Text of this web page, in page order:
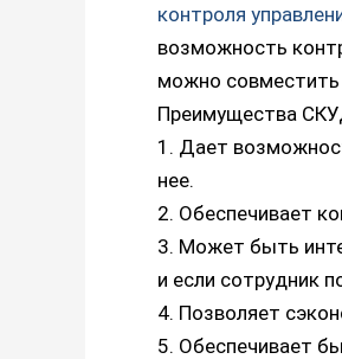
контроля
возможность
можно совместить
Преимущества
1. Дает
нее.
2. Обеспечивает
3. Может быть
и если сотрудник
4. Позволяет
5. Обеспечивает